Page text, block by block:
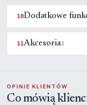
10Dodatkowe
11Akcesoria3
OPINIE KLIENTÓW
Co mówią